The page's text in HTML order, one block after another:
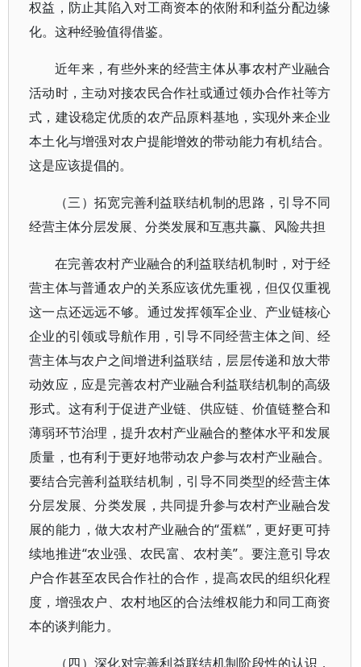
权益，防止其陷入对工商资本的依附和利益分配边缘
化。这种经验值得借鉴。
近年来，有些外来的经营主体从事农村产业融合
活动时，主动对接农民合作社或通过领办合作社等方
式，建设稳定优质的农产品原料基地，实现外来企业
本土化与增强对农户提能增效的带动能力有机结合。
这是应该提倡的。
（三）拓宽完善利益联结机制的思路，引导不同
经营主体分层发展、分类发展和互惠共赢、风险共担
在完善农村产业融合的利益联结机制时，对于经
营主体与普通农户的关系应该优先重视，但仅仅重视
这一点还远远不够。通过发挥领军企业、产业链核心
企业的引领或导航作用，引导不同经营主体之间、经
营主体与农户之间增进利益联结，层层传递和放大带
动效应，应是完善农村产业融合利益联结机制的高级
形式。这有利于促进产业链、供应链、价值链整合和
薄弱环节治理，提升农村产业融合的整体水平和发展
质量，也有利于更好地带动农户参与农村产业融合。
要结合完善利益联结机制，引导不同类型的经营主体
分层发展、分类发展，共同提升参与农村产业融合发
展的能力，做大农村产业融合的“蛋糕”，更好更可持
续地推进“农业强、农民富、农村美”。要注意引导农
户合作甚至农民合作社的合作，提高农民的组织化程
度，增强农户、农村地区的合法维权能力和同工商资
本的谈判能力。
（四）深化对完善利益联结机制阶段性的认识，